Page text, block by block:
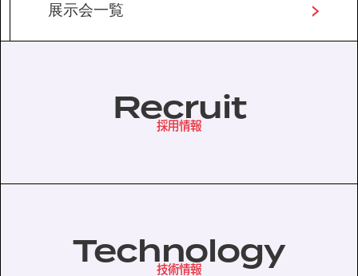
展示会一覧
Recruit
採用情報
Technology
技術情報